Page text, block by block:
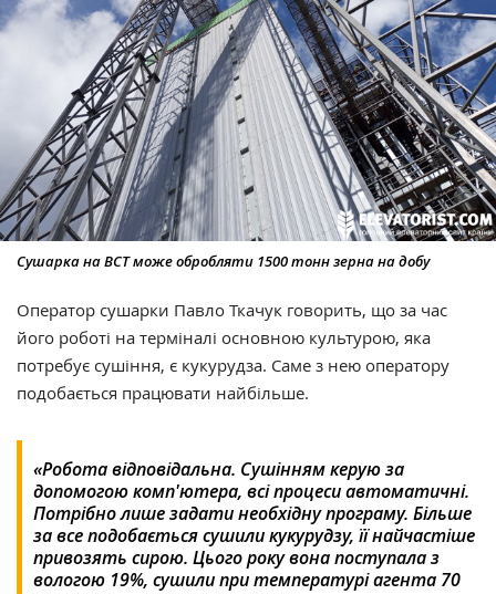
Сушарка на ВСТ може обробляти 1500 тонн зерна на добу
Оператор сушарки Павло Ткачук говорить, що за час
його роботі на терміналі основною культурою, яка
потребує сушіння, є кукурудза. Саме з нею оператору
подобається працювати найбільше.
«Робота відповідальна. Сушінням керую за
допомогою комп'ютера, всі процеси автоматичні.
Потрібно лише задати необхідну програму. Більше
за все подобається сушили кукурудзу, її найчастіше
привозять сирою. Цього року вона поступала з
вологою 19%, сушили при температурі агента 70